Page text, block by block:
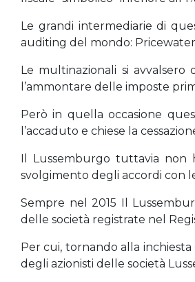
Le grandi intermediarie di
auditing del mondo:
Le multinazionali si
l’ammontare delle imposte
Però in quella occasione
l’accaduto e chiese la
Il Lussemburgo tuttavia non
svolgimento degli accordi con
Sempre nel 2015 Il
delle società registrate nel
Per cui, tornando alla
degli azionisti delle società